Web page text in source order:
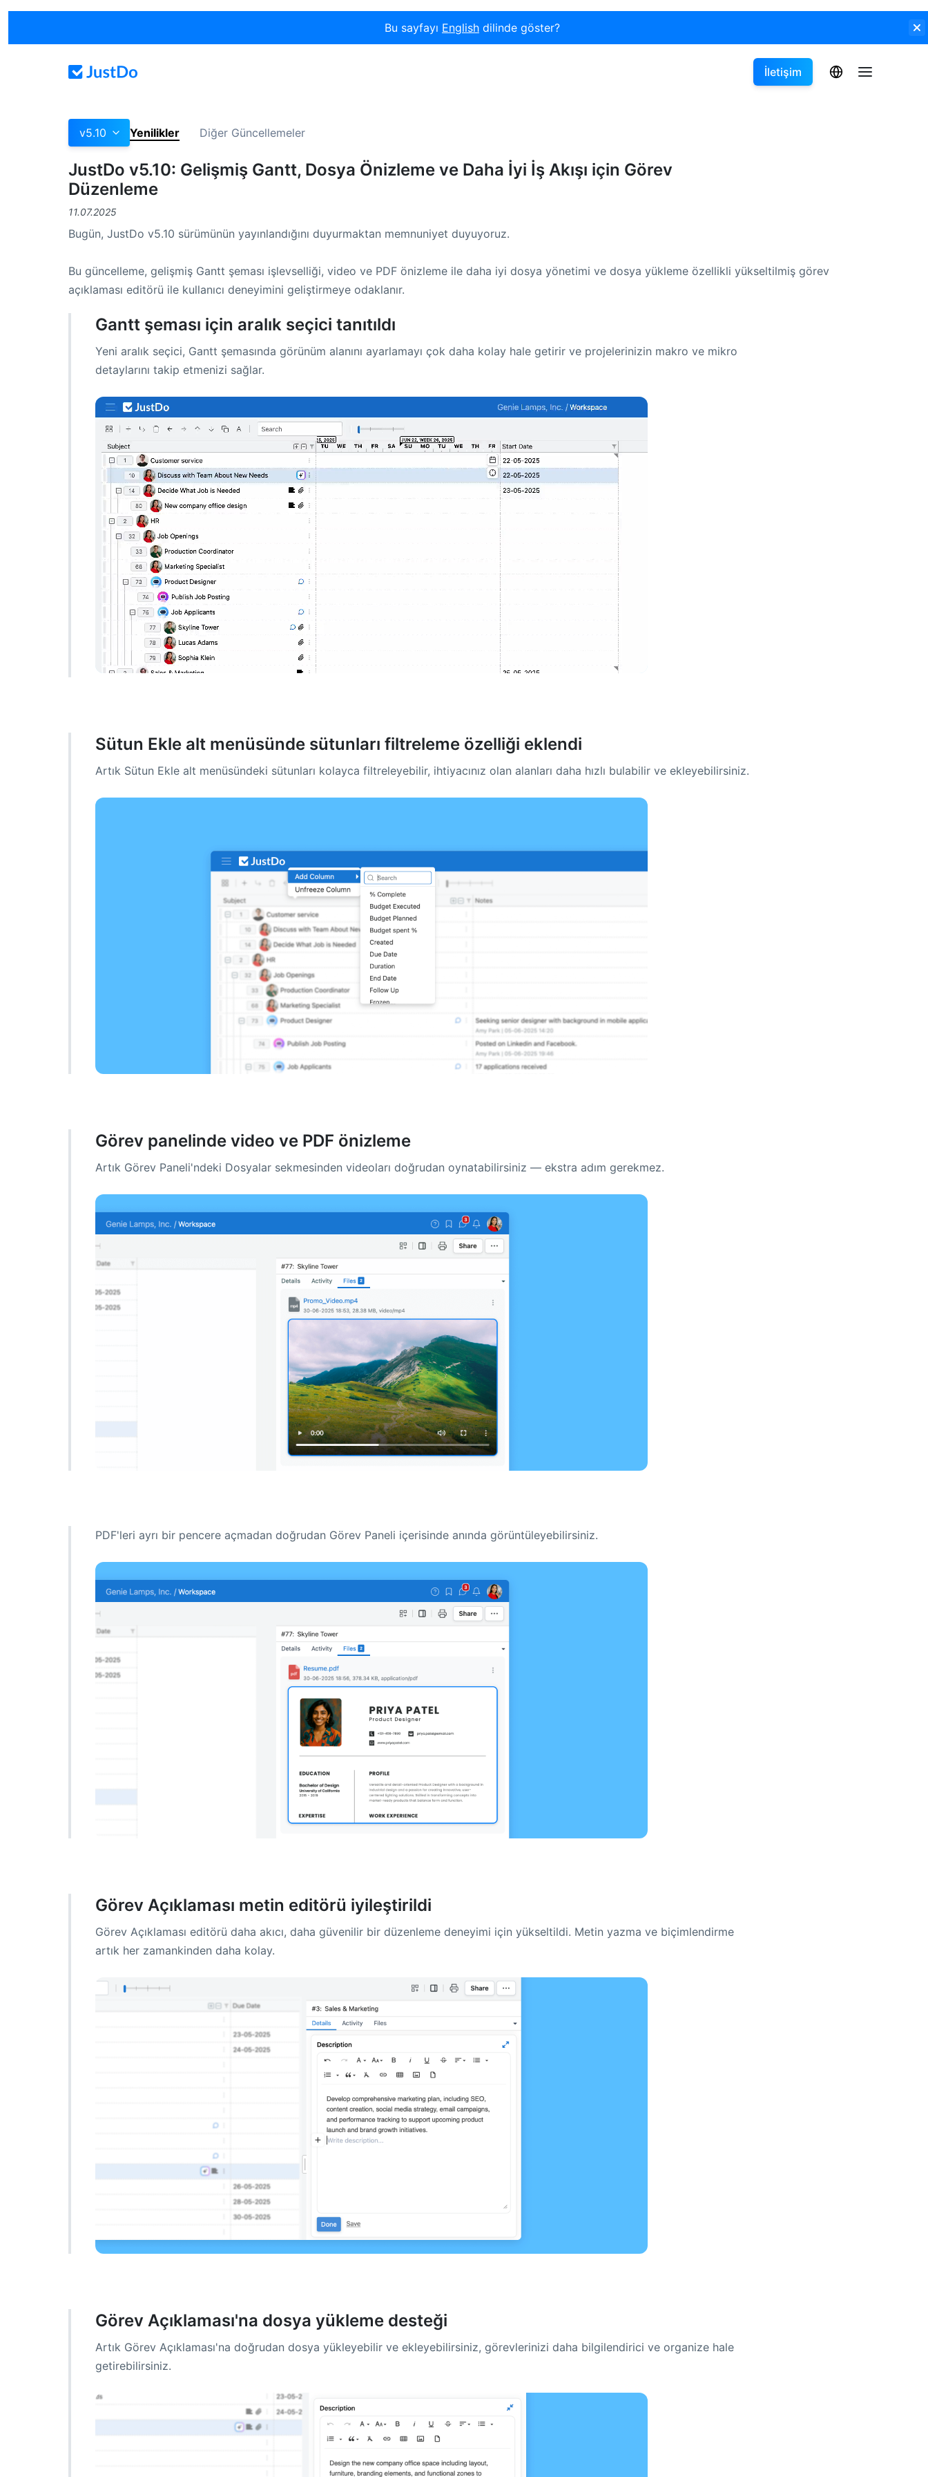
Bu sayfayı English dilinde göster?
İletişim
v5.10 Yenilikler Diğer Güncellemeler
JustDo v5.10: Gelişmiş Gantt, Dosya Önizleme ve Daha İyi İş Akışı için Görev
Düzenleme
11.07.2025
Bugün, JustDo v5.10 sürümünün yayınlandığını duyurmaktan memnuniyet duyuyoruz.
Bu güncelleme, gelişmiş Gantt şeması işlevselliği, video ve PDF önizleme ile daha iyi dosya yönetimi ve dosya yükleme özellikli yükseltilmiş görev
açıklaması editörü ile kullanıcı deneyimini geliştirmeye odaklanır.
Gantt şeması için aralık seçici tanıtıldı
Yeni aralık seçici, Gantt şemasında görünüm alanını ayarlamayı çok daha kolay hale getirir ve projelerinizin makro ve mikro
detaylarını takip etmenizi sağlar.
Sütun Ekle alt menüsünde sütunları filtreleme özelliği eklendi
Artık Sütun Ekle alt menüsündeki sütunları kolayca filtreleyebilir, ihtiyacınız olan alanları daha hızlı bulabilir ve ekleyebilirsiniz.
Görev panelinde video ve PDF önizleme
Artık Görev Paneli'ndeki Dosyalar sekmesinden videoları doğrudan oynatabilirsiniz — ekstra adım gerekmez.
PDF'leri ayrı bir pencere açmadan doğrudan Görev Paneli içerisinde anında görüntüleyebilirsiniz.
Görev Açıklaması metin editörü iyileştirildi
Görev Açıklaması editörü daha akıcı, daha güvenilir bir düzenleme deneyimi için yükseltildi. Metin yazma ve biçimlendirme
artık her zamankinden daha kolay.
Görev Açıklaması'na dosya yükleme desteği
Artık Görev Açıklaması'na doğrudan dosya yükleyebilir ve ekleyebilirsiniz, görevlerinizi daha bilgilendirici ve organize hale
getirebilirsiniz.